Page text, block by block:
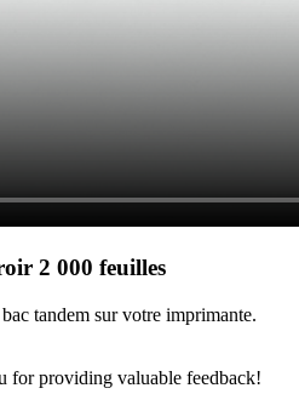
2 000 feuilles
tandem sur votre imprimante.
for providing valuable feedback!